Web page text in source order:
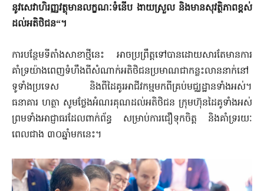
នូវសេវាហិរញ្ញវត្ថុមានលក្ខណៈទំនើប ងាយស្រួល និងមានសុវត្ថិភាពខ្ពស់
ដល់អតិថិជន“។
ការបន្ថែមទីតាំងសាខាថ្មីនេះ អាចប្រព្រឹត្តទៅបានដោយសារតែមានការ
គាំទ្រយ៉ាងពេញទំហឹងពីសំណាក់អតិថិជនប្រមាណជាកន្លះលាននាក់នៅ
ទូទាំងប្រទេស និងពីដៃគូរអាជីវកម្មមកពីគ្រប់មជ្ឈដ្ឋានទាំងអស់។
ធនាគារ ហត្ថា សូមថ្លែងអំណរគុណដល់អតិថិជន ក្រុមហ៊ុនដៃគូទាំងអស់
ព្រមទាំងអាជ្ញាធរដែលពាក់ព័ន្ធ សម្រាប់ការជឿទុកចិត្ត និងគាំទ្ររយៈ
ពេលជាង ៣០ឆ្នាំមកនេះ។